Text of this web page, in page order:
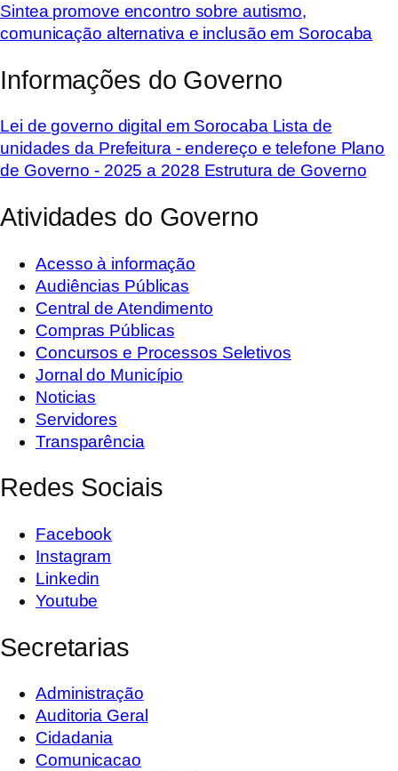
Sintea promove encontro sobre autismo,
comunicação alternativa e inclusão em Sorocaba
Informações do Governo
Lei de governo digital em Sorocaba Lista de
unidades da Prefeitura - endereço e telefone Plano
de Governo - 2025 a 2028 Estrutura de Governo
Atividades do Governo
Acesso à informação
Audiências Públicas
Central de Atendimento
Compras Públicas
Concursos e Processos Seletivos
Jornal do Município
Noticias
Servidores
Transparência
Redes Sociais
Facebook
Instagram
Linkedin
Youtube
Secretarias
Administração
Auditoria Geral
Cidadania
Comunicacao